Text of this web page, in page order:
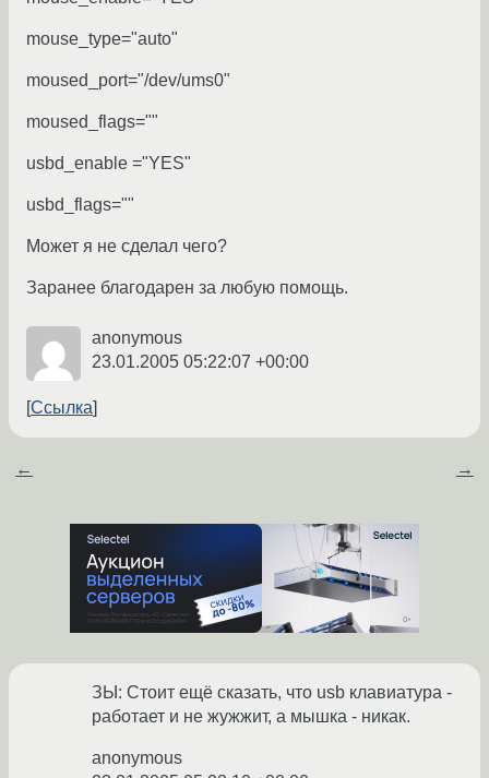
mouse_type="auto"
moused_port="/dev/ums0"
moused_flags=""
usbd_enable ="YES"
usbd_flags=""
Может я не сделал чего?
Заранее благодарен за любую помощь.
anonymous
23.01.2005 05:22:07 +00:00
Ссылка
← →
ЗЫ: Стоит ещё сказать, что usb клавиатура -
работает и не жужжит, а мышка - никак.
anonymous